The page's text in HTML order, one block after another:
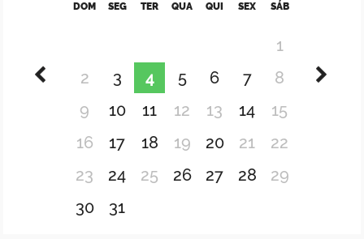
DOM SEG TER QUA QUI SEX SÁB
1
2
3 4 5 6 7
8
9
10 11 12 13 14
15
16
17 18 19 20 21
22
23
24 25 26 27 28
29
30
31